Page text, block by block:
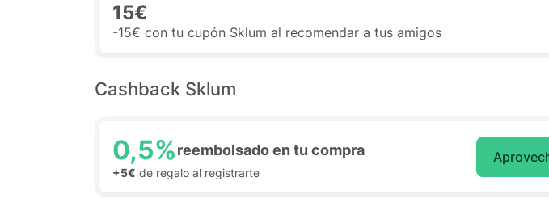
15€
-15€ con tu cupón Sklum al recomendar a tus amigos
Cashback Sklum
0,5%reembolsado en tu compra
+5€ de regalo al registrarte